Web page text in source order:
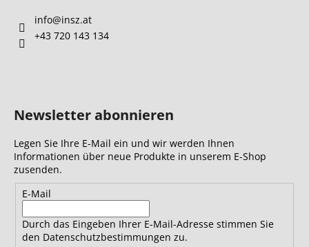
info@insz.at
+43 720 143 134
Newsletter abonnieren
Legen Sie Ihre E-Mail ein und wir werden Ihnen
Informationen über neue Produkte in unserem E-Shop
zusenden.
E-Mail
Durch das Eingeben Ihrer E-Mail-Adresse stimmen Sie
den Datenschutzbestimmungen zu.